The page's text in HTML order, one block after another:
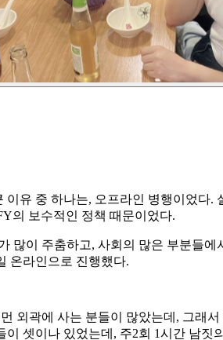
이유 중 하나는, 오프라인 병행이었다
의 보수적인 정책 때문이었다.
많이 주춤하고, 사회의 많은 부분들
온라인으로 진행했다.
외곽에 사는 분들이 많았는데, 그래
이 셋이나 있었는데, 주2회 1시간 남짓